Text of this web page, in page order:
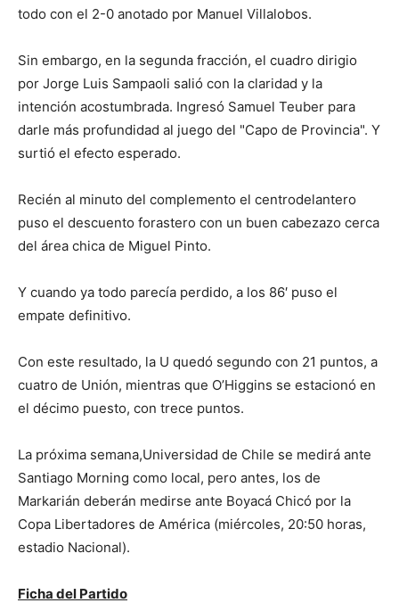
todo con el 2-0 anotado por Manuel Villalobos.
Sin embargo, en la segunda fracción, el cuadro dirigio
por Jorge Luis Sampaoli salió con la claridad y la
intención acostumbrada. Ingresó Samuel Teuber para
darle más profundidad al juego del "Capo de Provincia". Y
surtió el efecto esperado.
Recién al minuto del complemento el centrodelantero
puso el descuento forastero con un buen cabezazo cerca
del área chica de Miguel Pinto.
Y cuando ya todo parecía perdido, a los 86′ puso el
empate definitivo.
Con este resultado, la U quedó segundo con 21 puntos, a
cuatro de Unión, mientras que O’Higgins se estacionó en
el décimo puesto, con trece puntos.
La próxima semana,Universidad de Chile se medirá ante
Santiago Morning como local, pero antes, los de
Markarián deberán medirse ante Boyacá Chicó por la
Copa Libertadores de América (miércoles, 20:50 horas,
estadio Nacional).
Ficha del Partido